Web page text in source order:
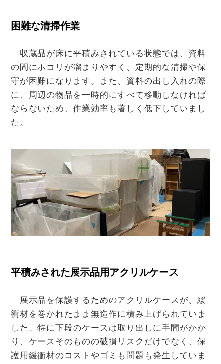
困難な清掃作業
収蔵品が床に平積みされている状態では、資料
の間にホコリが溜まりやすく、定期的な清掃や保
守が困難になります。また、資料の出し入れの際
に、周辺の物品を一時的にすべて移動しなければ
ならないため、作業効率も著しく低下していまし
た。
平積みされた展示品用アクリルケース
展示品を保護するためのアクリルケースが、緩
衝材を巻かれたまま無造作に積み上げられていま
した。特に下段のケースは取り出しに手間がかか
り、ケースそのものの破損リスクだけでなく、保
護用緩衝材のコストやゴミも問題も発生していま